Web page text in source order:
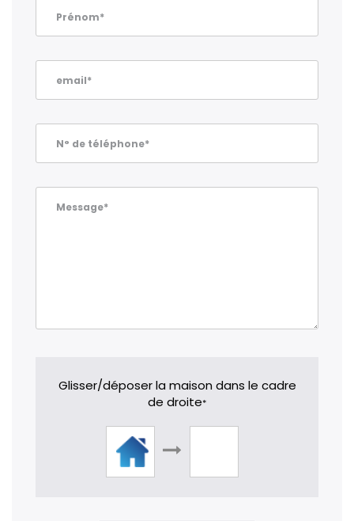
Prénom*
email*
N° de téléphone*
Message*
Glisser/déposer la maison dans le cadre
de droite*